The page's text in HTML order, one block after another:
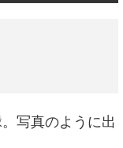
写真のように出